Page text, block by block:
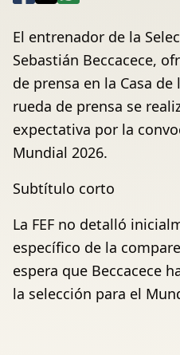
El entrenador de la
Sebastián Beccacece,
de prensa en la Casa
rueda de prensa se
expectativa por la
Mundial 2026.
Subtítulo corto
La FEF no detalló
específico de la
espera que Beccacece
la selección para el